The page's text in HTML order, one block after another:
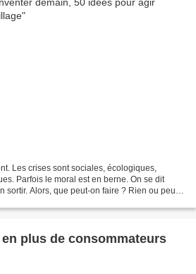
Les crises sont sociales, écologiques,
Parfois le moral est en berne. On se dit
sortir. Alors, que peut-on faire ? Rien ou peu
plus de consommateurs